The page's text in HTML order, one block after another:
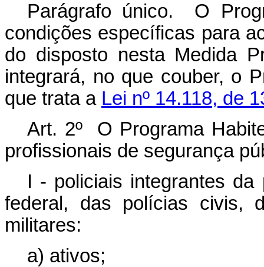
Parágrafo único. O
condições específicas para
do disposto nesta Medida
integrará, no que couber, o
que trata a Lei nº 14.118, de
Art. 2º O Programa
profissionais de segurança
I - policiais integrantes
federal, das polícias civis,
militares:
a) ativos;